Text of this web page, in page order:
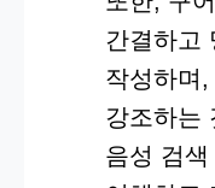
간결하고
작성하며
강조하는
음성 검